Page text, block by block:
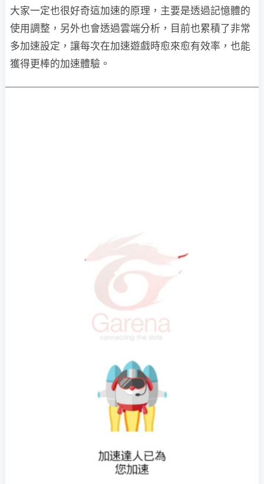
大家一定也很好奇這加速的原理，主要是透過記憶體的
使用調整，另外也會透過雲端分析，目前也累積了非常
多加速設定，讓每次在加速遊戲時愈來愈有效率，也能
獲得更棒的加速體驗。